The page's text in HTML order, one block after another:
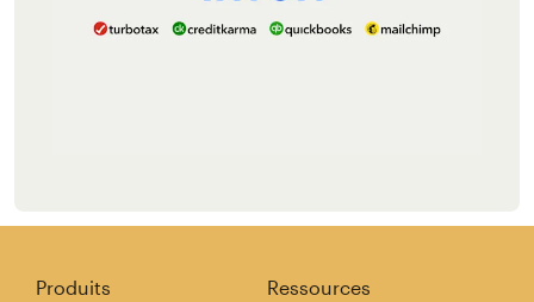
Produits Ressources